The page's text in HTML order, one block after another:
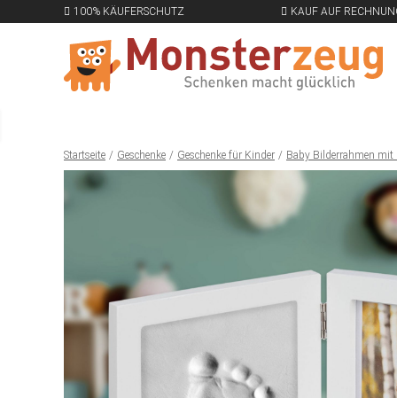
100% KÄUFERSCHUTZ KAUF AUF
Startseite Geschenke Geschenke für Kinder Baby Bilderrahmen mit